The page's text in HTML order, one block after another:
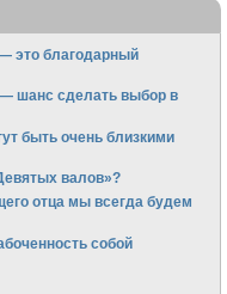
это благодарный
шанс сделать выбор в
быть очень близкими
валов»?
отца мы всегда будем
собой